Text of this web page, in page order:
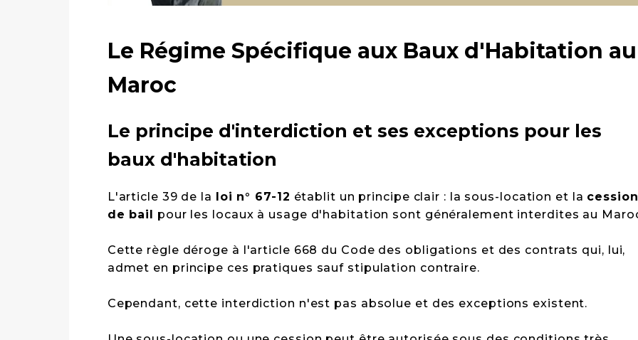
Le Régime Spécifique aux Baux d'Habitation au
Maroc
Le principe d'interdiction et ses exceptions pour les
baux d'habitation
L'article 39 de la loi n° 67-12 établit un principe clair : la sous-location et la cession
de bail pour les locaux à usage d'habitation sont généralement interdites au
Cette règle déroge à l'article 668 du Code des obligations et des contrats qui, lui,
admet en principe ces pratiques sauf stipulation contraire.
Cependant, cette interdiction n'est pas absolue et des exceptions existent.